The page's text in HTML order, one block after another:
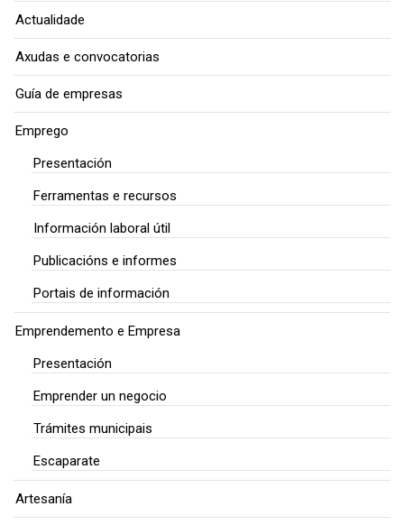
Actualidade
Axudas e convocatorias
Guía de empresas
Emprego
Presentación
Ferramentas e recursos
Información laboral útil
Publicacións e informes
Portais de información
Emprendemento e Empresa
Presentación
Emprender un negocio
Trámites municipais
Escaparate
Artesanía